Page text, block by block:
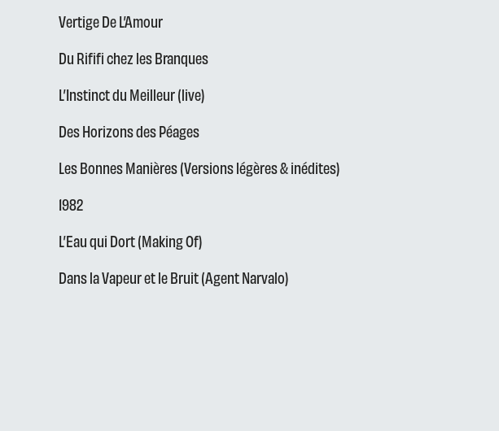
Vertige De L’Amour
Du Rififi chez les Branques
L’Instinct du Meilleur (live)
Des Horizons des Péages
Les Bonnes Manières (Versions légères & inédites)
1982
L’Eau qui Dort (Making Of)
Dans la Vapeur et le Bruit (Agent Narvalo)